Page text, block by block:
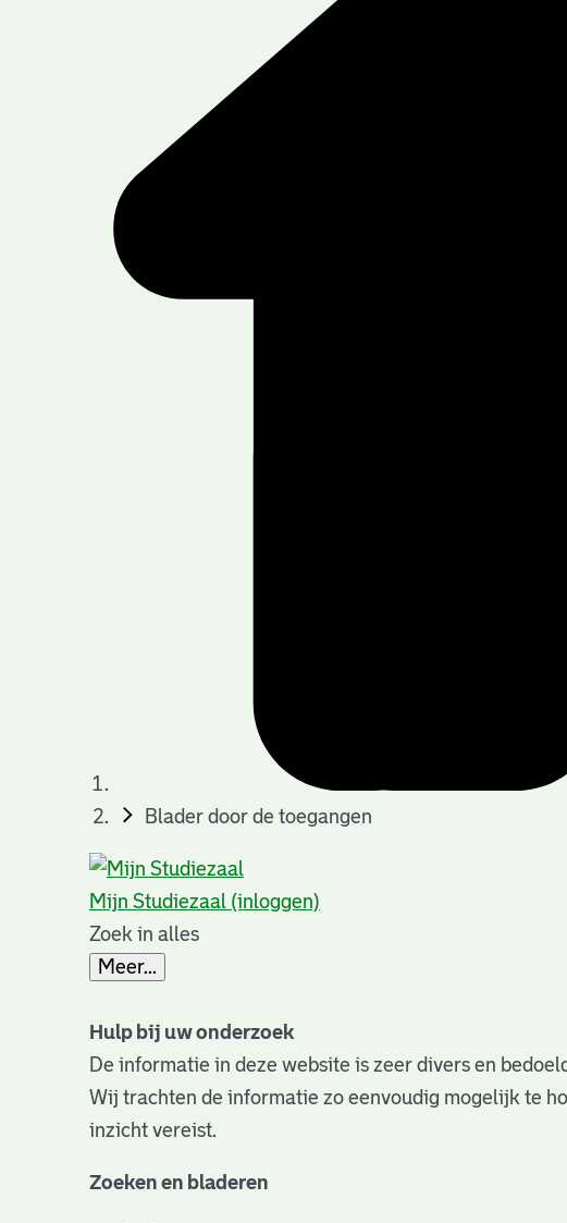
Blader door de toegangen
Mijn Studiezaal (inloggen)
Zoek in alles
Meer...
Hulp bij uw onderzoek
De informatie in deze website is zeer divers en
Wij trachten de informatie zo eenvoudig mogelijk te
inzicht vereist.
Zoeken en bladeren